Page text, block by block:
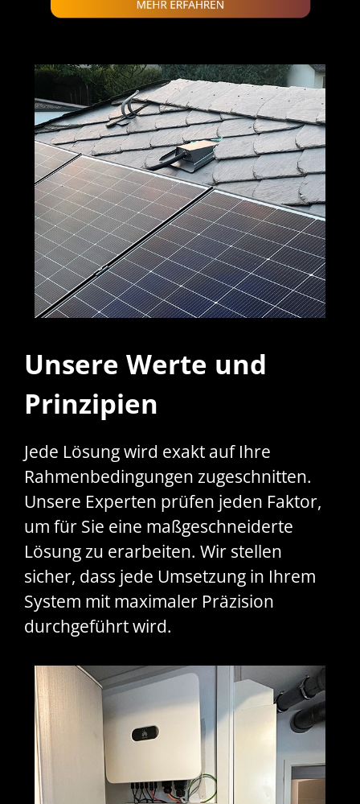
Unsere Werte und
Prinzipien
Jede Lösung wird exakt auf Ihre
Rahmenbedingungen zugeschnitten.
Unsere Experten prüfen jeden Faktor,
um für Sie eine maßgeschneiderte
Lösung zu erarbeiten. Wir stellen
sicher, dass jede Umsetzung in Ihrem
System mit maximaler Präzision
durchgeführt wird.